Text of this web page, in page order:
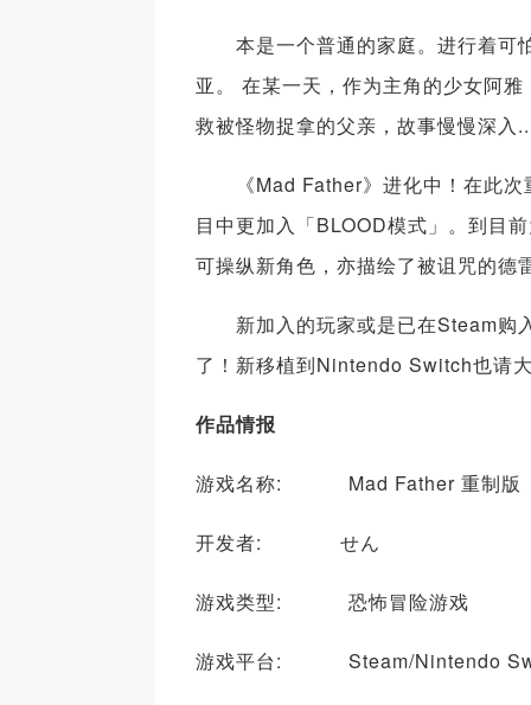
本是一个普通的家庭。进行着可
亚。 在某一天，作为主角的少女阿
救被怪物捉拿的父亲，故事慢慢深入
《Mad Father》进化中！在此次
目中更加入「BLOOD模式」。到目
可操纵新角色，亦描绘了被诅咒的德
新加入的玩家或是已在Steam购
了！新移植到Nintendo Switch也请
作品情报
游戏名称: Mad Father 重制版
开发者: せん
游戏类型: 恐怖冒险游戏
游戏平台: Steam/Nintendo